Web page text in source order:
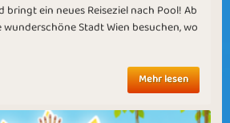
bringt ein neues Reiseziel nach Pool! Ab
Stadt Wien besuchen, wo
Mehr lesen